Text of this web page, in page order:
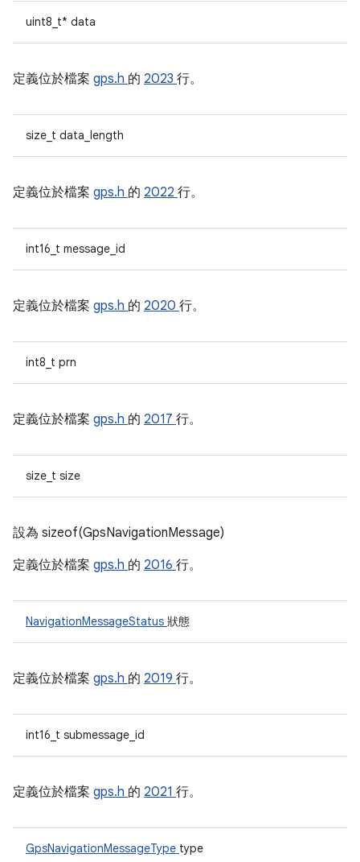
uint8_t* data
定義位於檔案 gps.h 的 2023 行。
size_t data_length
定義位於檔案 gps.h 的 2022 行。
int16_t message_id
定義位於檔案 gps.h 的 2020 行。
int8_t prn
定義位於檔案 gps.h 的 2017 行。
size_t size
設為 sizeof(GpsNavigationMessage)
定義位於檔案 gps.h 的 2016 行。
NavigationMessageStatus 狀態
定義位於檔案 gps.h 的 2019 行。
int16_t submessage_id
定義位於檔案 gps.h 的 2021 行。
GpsNavigationMessageType type